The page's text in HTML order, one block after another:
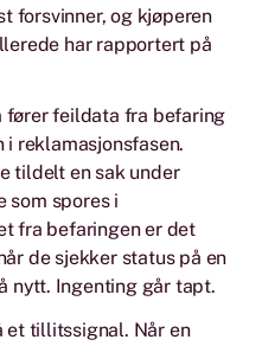
forsvinner, og kjøperen
har rapportert på
fører feildata fra befaring
i reklamasjonsfasen.
tildelt en sak under
som spores i
fra befaringen er det
de sjekker status på en
nytt. Ingenting går tapt.
et tillitssignal. Når en